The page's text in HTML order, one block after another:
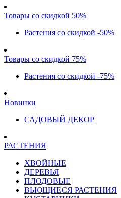
Товары со скидкой 50%
Растения со скидкой -50%
Товары со скидкой 75%
Растения со скидкой -75%
Новинки
САДОВЫЙ ДЕКОР
РАСТЕНИЯ
ХВОЙНЫЕ
ДЕРЕВЬЯ
ПЛОДОВЫЕ
ВЬЮЩИЕСЯ РАСТЕНИЯ